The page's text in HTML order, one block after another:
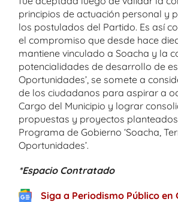
principios de actuación personal y
los postulados del Partido. Es así
el compromiso que desde hace
mantiene vinculado a Soacha y la
potencialidades de desarrollo de
Oportunidades’, se somete a
de los ciudadanos para aspirar a
Cargo del Municipio y lograr
propuestas y proyectos
Programa de Gobierno ‘Soacha,
Oportunidades’.
*Espacio Contratado
Siga a Periodismo Público en